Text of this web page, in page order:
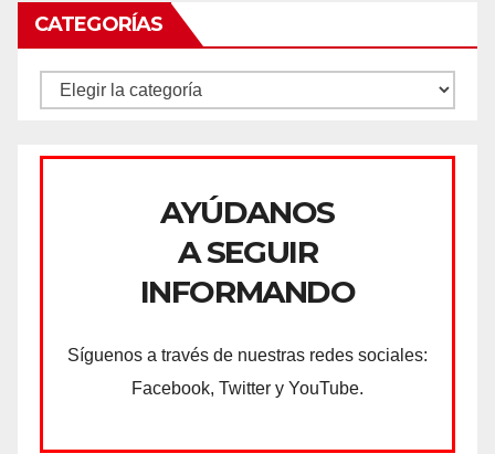
CATEGORÍAS
CATEGORÍAS
AYÚDANOS
A SEGUIR
INFORMANDO
Síguenos a través de nuestras redes sociales:
Facebook, Twitter y YouTube.